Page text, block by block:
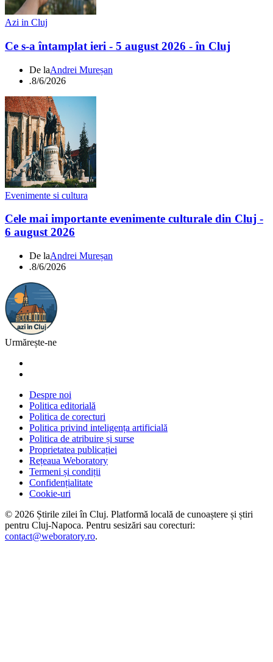
Azi in Cluj
Ce s-a întamplat ieri - 5 august 2026 - în Cluj
De laAndrei Mureșan
.8/6/2026
Evenimente si cultura
Cele mai importante evenimente culturale din Cluj -
6 august 2026
De laAndrei Mureșan
.8/6/2026
Urmărește-ne
Despre noi
Politica editorială
Politica de corecturi
Politica privind inteligența artificială
Politica de atribuire și surse
Proprietatea publicației
Rețeaua Weboratory
Termeni și condiții
Confidențialitate
Cookie-uri
© 2026 Știrile zilei în Cluj. Platformă locală de cunoaștere și știri
pentru Cluj-Napoca. Pentru sesizări sau corecturi:
contact@weboratory.ro.